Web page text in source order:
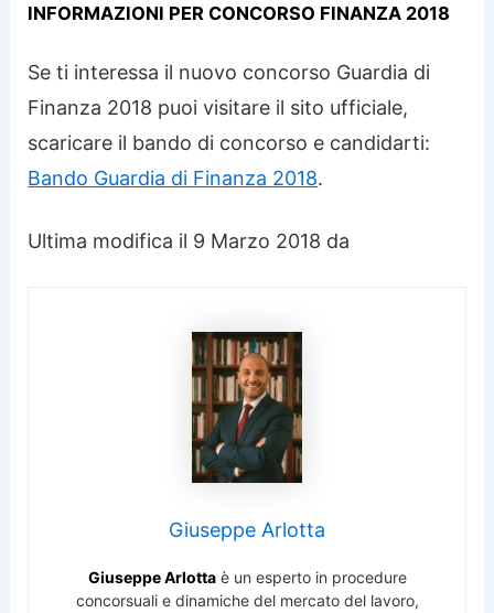
INFORMAZIONI PER CONCORSO FINANZA 2018
Se ti interessa il nuovo concorso Guardia di
Finanza 2018 puoi visitare il sito ufficiale,
scaricare il bando di concorso e candidarti:
Bando Guardia di Finanza 2018.
Ultima modifica il 9 Marzo 2018 da
Giuseppe Arlotta
Giuseppe Arlottaè un esperto in procedure
concorsuali e dinamiche del mercato del lavoro,